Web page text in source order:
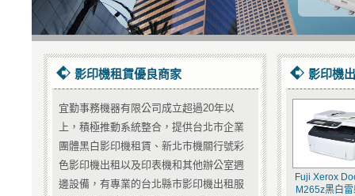
影印機租賃優良商家
宜勤事務機器有限公司成立超過20年以
上，積極推動系統整合，提供台北市企業
團體黑白影印機租賃、新北市機關行號彩
色影印機出租以及印表機和其他辦公室週
邊設備，有專業的台北縣市影印機出租服
影印機
Fuji Xerox
M265z黑白